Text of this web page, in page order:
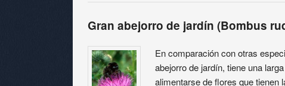
Gran abejorro de jardín (Bombus
En comparación con otras
abejorro de jardín, tiene una
alimentarse de flores que tienen